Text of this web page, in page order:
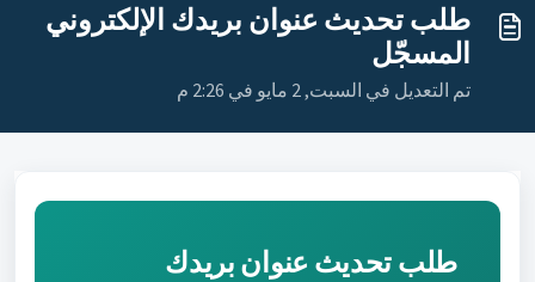
طلب تحديث عنوان بريدك الإلكتروني
المسجّل
تم التعديل في السبت, 2 مايو في 2:26 م
طلب تحديث عنوان بريدك